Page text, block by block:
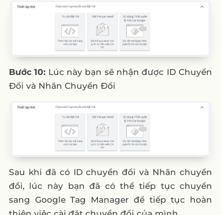
Bước 10: Lúc này bạn sẽ nhận được ID Chuyển
Đổi và Nhãn Chuyển Đổi
Sau khi đã có ID chuyển đổi và Nhãn chuyển
đổi, lúc này bạn đã có thể tiếp tục chuyển
sang Google Tag Manager để tiếp tục hoàn